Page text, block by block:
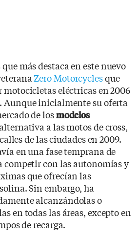
más destaca en este nuevo
Zero Motorcyclesque
eléctricas en 2006
Aunque inicialmente su oferta
de losmodelos
a las motos de cross,
de las ciudades en 2009.
en una fase temprana de
competir con las autonomías y
que ofrecían las
Sin embargo, ha
alcanzándolas o
en todas las áreas, excepto en
de recarga.